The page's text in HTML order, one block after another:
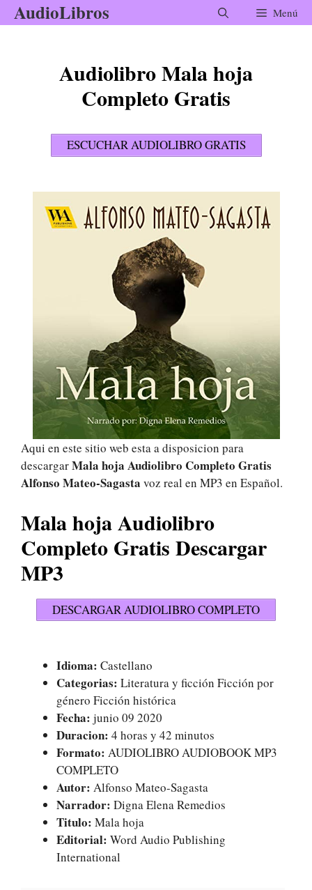
Saltar
al
AudioLibros Menú
Audiolibro Mala hoja
Completo Gratis
ESCUCHAR AUDIOLIBRO GRATIS
Aqui en este sitio web esta a disposicion para
descargarMala hoja Audiolibro Completo Gratis
Alfonso Mateo-Sagasta voz real en MP3 en Español.
Mala hoja Audiolibro
Completo Gratis Descargar
MP3
DESCARGAR AUDIOLIBRO COMPLETO
Idioma: Castellano
Categorias: Literatura y ficción Ficción por
género Ficción histórica
Fecha: junio 09 2020
Duracion: 4 horas y 42 minutos
Formato: AUDIOLIBRO AUDIOBOOK MP3
COMPLETO
Autor: Alfonso Mateo-Sagasta
Narrador: Digna Elena Remedios
Titulo: Mala hoja
Editorial: Word Audio Publishing
International